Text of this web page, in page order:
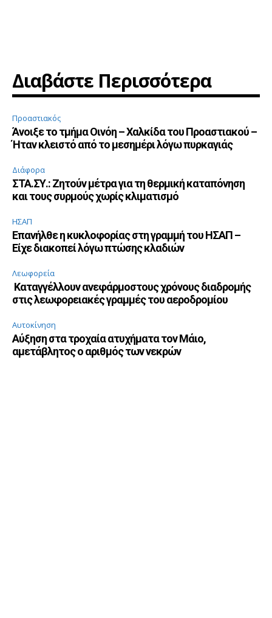
Διαβάστε Περισσότερα
Προαστιακός
Άνοιξε το τμήμα Οινόη – Χαλκίδα του Προαστιακού –
Ήταν κλειστό από το μεσημέρι λόγω πυρκαγιάς
Διάφορα
ΣΤΑ.ΣΥ.: Ζητούν μέτρα για τη θερμική καταπόνηση
και τους συρμούς χωρίς κλιματισμό
ΗΣΑΠ
Επανήλθε η κυκλοφορίας στη γραμμή του ΗΣΑΠ –
Είχε διακοπεί λόγω πτώσης κλαδιών
Λεωφορεία
Καταγγέλλουν ανεφάρμοστους χρόνους διαδρομής
στις λεωφορειακές γραμμές του αεροδρομίου
Αυτοκίνηση
Αύξηση στα τροχαία ατυχήματα τον Μάιο,
αμετάβλητος ο αριθμός των νεκρών